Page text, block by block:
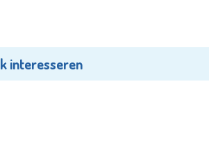
interesseren